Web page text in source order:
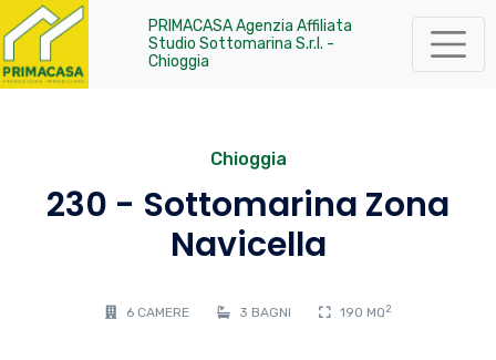
PRIMACASA Agenzia Affiliata
Studio Sottomarina S.r.l. -
Chioggia
Chioggia
230 - Sottomarina Zona
Navicella
6 CAMERE 3 BAGNI 190 MQ 2